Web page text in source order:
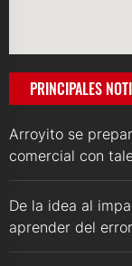
PRINCIPALES
Arroyito se
comercial con
De la idea al
aprender del